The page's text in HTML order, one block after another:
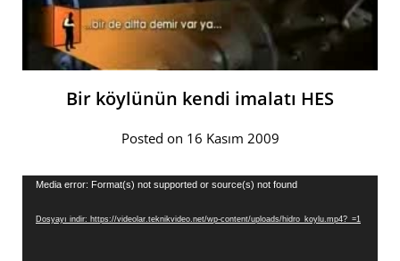
Bir köylünün kendi imalatı HES
Posted on 16 Kasım 2009
Video
Media error: Format(s) not supported or source(s) not found
Dosyayı indir: https://videolar.teknikvideo.net/wp-content/uploads/hidro_koylu.mp4?_=1